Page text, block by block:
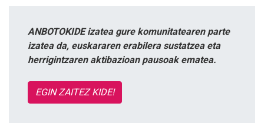
ANBOTOKIDE izatea gure komunitatearen parte
izatea da, euskararen erabilera sustatzea eta
herrigintzaren aktibazioan pausoak ematea.
EGIN ZAITEZ KIDE!